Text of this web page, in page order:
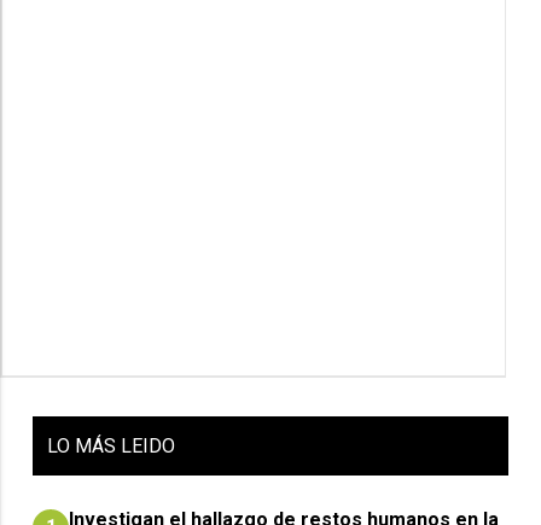
LO MÁS LEIDO
Investigan el hallazgo de restos humanos en la